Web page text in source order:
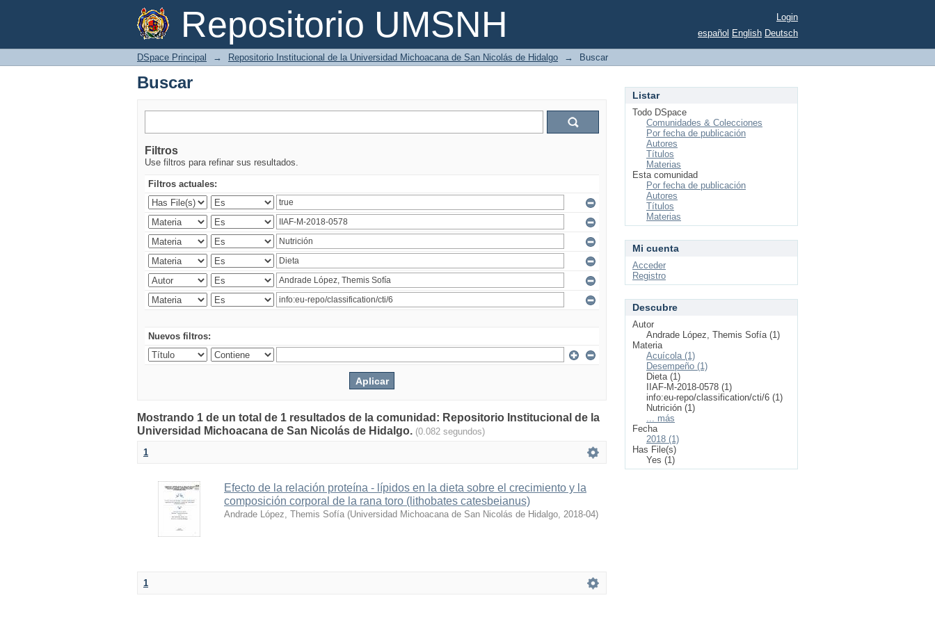
Repositorio UMSNH
Buscar
Login
español English Deutsch
DSpace Principal → Repositorio Institucional de la Universidad Michoacana de San Nicolás de Hidalgo → Buscar
Buscar
Filtros
Use filtros para refinar sus resultados.
Filtros actuales:
Nuevos filtros:
Mostrando 1 de un total de 1 resultados de la comunidad: Repositorio Institucional de la
Universidad Michoacana de San Nicolás de Hidalgo. (0.082 segundos)
1
Efecto de la relación proteína - lípidos en la dieta sobre el crecimiento y la
composición corporal de la rana toro (lithobates catesbeianus)
Andrade López, Themis Sofía (Universidad Michoacana de San Nicolás de Hidalgo, 2018-04)
1
Listar
Todo DSpace
Comunidades & Colecciones
Por fecha de publicación
Autores
Títulos
Materias
Esta comunidad
Por fecha de publicación
Autores
Títulos
Materias
Mi cuenta
Acceder
Registro
Descubre
Autor
Andrade López, Themis Sofía (1)
Materia
Acuícola (1)
Desempeño (1)
Dieta (1)
IIAF-M-2018-0578 (1)
info:eu-repo/classification/cti/6 (1)
Nutrición (1)
... más
Fecha
2018 (1)
Has File(s)
Yes (1)